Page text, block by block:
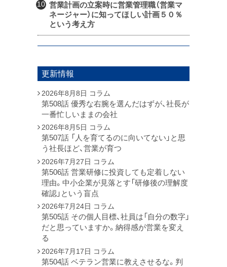
営業計画の立案時に営業管理職（営業マ
ネージャー）に知ってほしい計画５０％
という考え方
更新情報
2026年8月8日 コラム
第508話 優秀な右腕を選んだはずが、社長が
一番忙しいままの会社
2026年8月5日 コラム
第507話 「人を育てるのに向いてない」と思
う社長ほど、営業が育つ
2026年7月27日 コラム
第506話 営業研修に投資しても定着しない
理由。中小企業が見落とす「研修後の理解度
確認」という盲点
2026年7月24日 コラム
第505話 その個人目標、社員は「自分の数字」
だと思っていますか。納得感が営業を変え
る
2026年7月17日 コラム
第504話 ベテラン営業に教えさせるな。判